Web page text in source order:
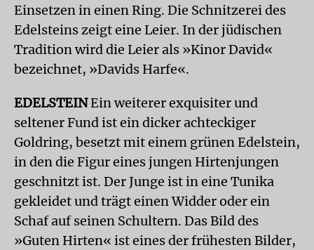
Einsetzen in einen Ring. Die Schnitzerei des
Edelsteins zeigt eine Leier. In der jüdischen
Tradition wird die Leier als »Kinor David«
bezeichnet, »Davids Harfe«.
EDELSTEINEin weiterer exquisiter und
seltener Fund ist ein dicker achteckiger
Goldring, besetzt mit einem grünen Edelstein,
in den die Figur eines jungen Hirtenjungen
geschnitzt ist. Der Junge ist in eine Tunika
gekleidet und trägt einen Widder oder ein
Schaf auf seinen Schultern. Das Bild des
»Guten Hirten« ist eines der frühesten Bilder,